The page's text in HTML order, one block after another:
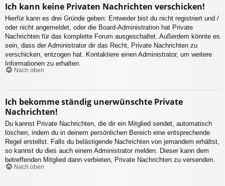
Ich kann keine Privaten Nachrichten verschicken!
Hierfür kann es drei Gründe geben: Entweder bist du nicht registriert und /
oder nicht angemeldet, oder die Board-Administration hat Private
Nachrichten für das komplette Forum ausgeschaltet. Außerdem könnte es
sein, dass der Administrator dir das Recht, Private Nachrichten zu
verschicken, entzogen hat. Kontaktiere einen Administrator, um weitere
Informationen zu erhalten.
Nach oben
Ich bekomme ständig unerwünschte Private
Nachrichten!
Du kannst Private Nachrichten, die dir ein Mitglied sendet, automatisch
löschen, indem du in deinem persönlichen Bereich eine entsprechende
Regel erstellst. Falls du belästigende Nachrichten von jemandem erhältst,
so kannst du dies auch einem Administrator melden. Dieser kann dem
betreffenden Mitglied dann verbieten, Private Nachrichten zu versenden.
Nach oben